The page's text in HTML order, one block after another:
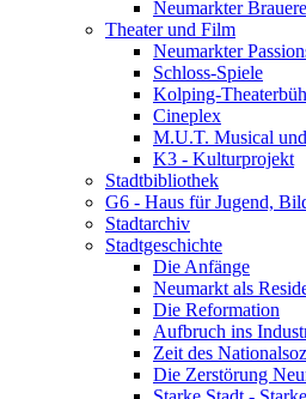
Neumarkter
Theater und Film
Neumarkter
Schloss-Spiele
Kolping-
Cineplex
M.U.T. Musical
K3 - Kulturprojekt
Stadtbibliothek
G6 - Haus für Jugend,
Stadtarchiv
Stadtgeschichte
Die Anfänge
Neumarkt als
Die Reformation
Aufbruch ins
Zeit des
Die Zerstörung